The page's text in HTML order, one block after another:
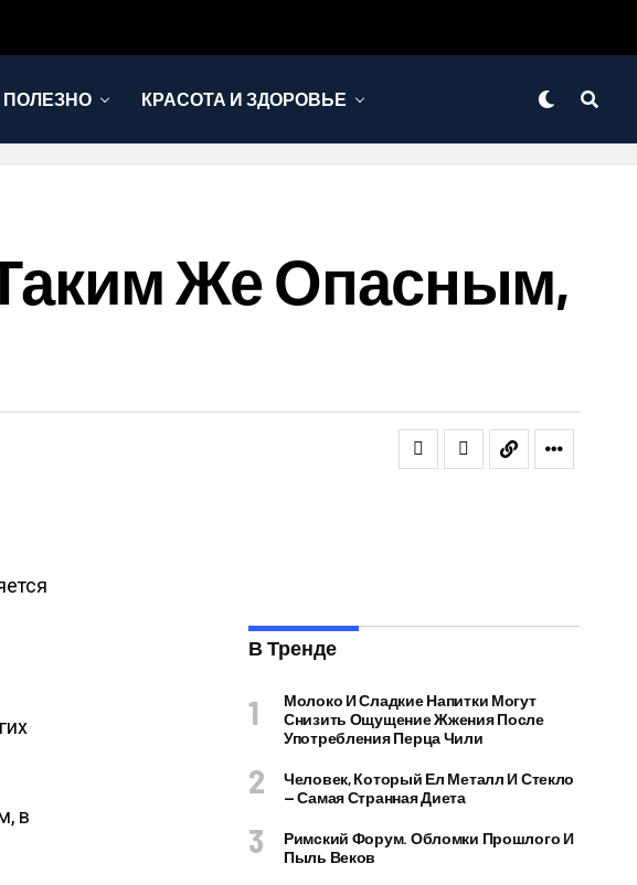
ПОЛЕЗНО КРАСОТА И ЗДОРОВЬЕ
Же Опасным,
в
В Тренде
Молоко И Сладкие Напитки Могут
Снизить Ощущение Жжения После
Употребления Перца Чили
Человек, Который Ел Металл И Стекло
— Самая Странная Диета
Римский Форум. Обломки Прошлого И
Пыль Веков